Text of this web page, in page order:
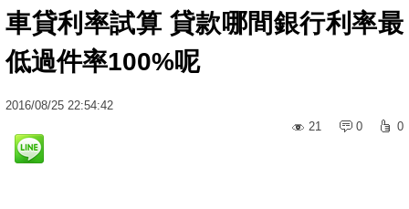
車貸利率試算 貸款哪間銀行利率最
低過件率100%呢
2016/08/25 22:54:42
21
0 0